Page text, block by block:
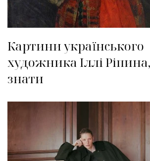
Картини українського
художника Іллі
знати